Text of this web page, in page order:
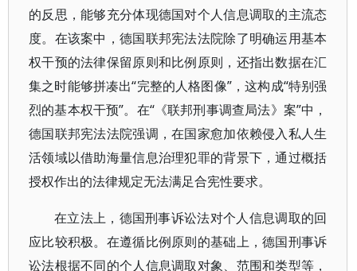
的反思，能够充分体现德国对个人信息调取的主流态
度。在该案中，德国联邦宪法法院除了明确运用基本
权干预的法律保留原则和比例原则，还指出数据在汇
集之时能够拼凑出“完整的人格图像”，这构成“特别强
烈的基本权干预”。在“《联邦刑事调查局法》案”中，
德国联邦宪法法院强调，在国家愈加依赖侵入私人生
活领域以借助海量信息治理犯罪的背景下，通过概括
授权作出的法律规定无法满足合宪性要求。
在立法上，德国刑事诉讼法对个人信息调取的回
应比较积极。在遵循比例原则的基础上，德国刑事诉
讼法根据不同的个人信息调取对象、范围和类型等，